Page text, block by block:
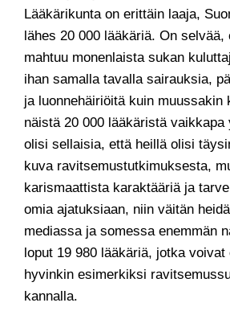
Lääkärikunta on erittäin laaja,
lähes 20 000 lääkäriä. On selvää,
mahtuu monenlaista sukan
ihan samalla tavalla sairauksia,
ja luonnehäiriöitä kuin muussakin
näistä 20 000 lääkäristä vaikkapa
olisi sellaisia, että heillä olisi
kuva ravitsemustutkimuksesta,
karismaattista karaktääriä ja
omia ajatuksiaan, niin väitän
mediassa ja somessa enemmän
loput 19 980 lääkäriä, jotka
hyvinkin esimerkiksi
kannalla.